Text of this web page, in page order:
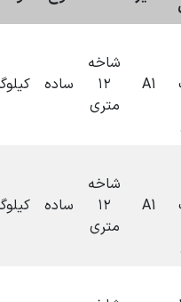
کیلوگرم ۲۸ -
کیلوگرم ۲۲ -